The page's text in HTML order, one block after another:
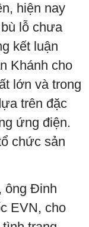
hiện nay
lỗ chưa
kết luận
Khánh cho
lớn và trong
trên đặc
ứng điện.
chức sản
ông Đinh
EVN, cho